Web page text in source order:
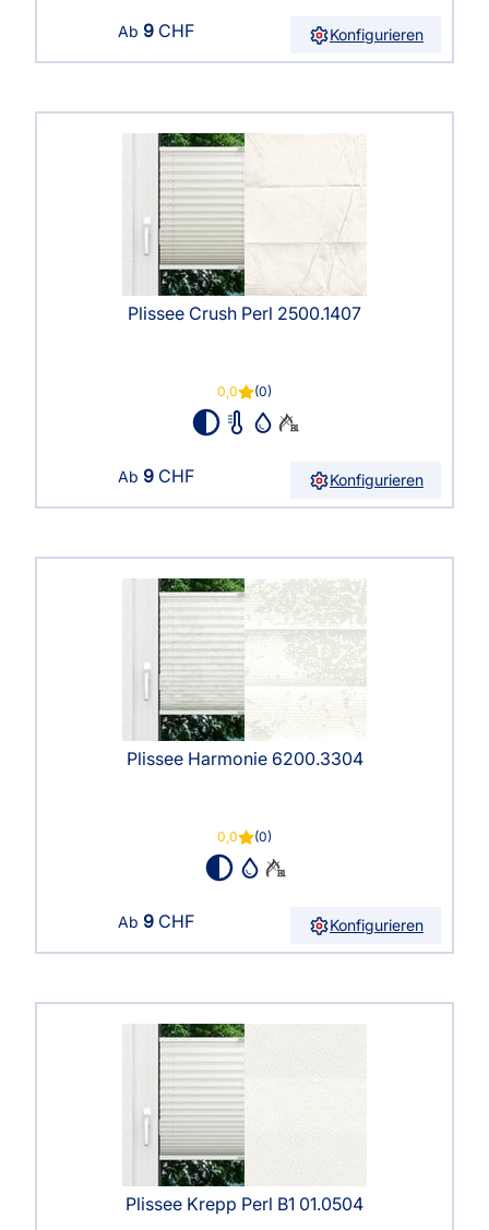
Ab 9 CHF Konfigurieren
Plissee Crush Perl 2500.1407
0,0 (0)
Ab 9 CHF Konfigurieren
Plissee Harmonie 6200.3304
0,0 (0)
Ab 9 CHF Konfigurieren
Plissee Krepp Perl B1 01.0504